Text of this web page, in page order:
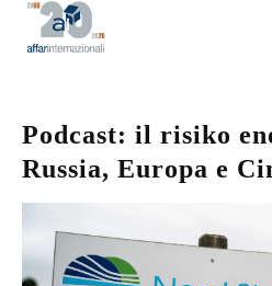
Podcast: il risiko
Russia, Europa e